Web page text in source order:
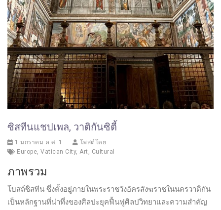
ซิสทีนแชปเพล, วาติกันซิตี้
1 มกราคม ค.ศ. 1
โพสต์โดย
Europe, Vatican City, Art , Cultural
ภาพรวม
โบสถ์ซิสทีน ซึ่งตั้งอยู่ภายในพระราชวังอัครสังฆราชในนครวาติกัน
เป็นหลักฐานที่น่าทึ่งของศิลปะยุคฟื้นฟูศิลปวิทยาและความสำคัญ